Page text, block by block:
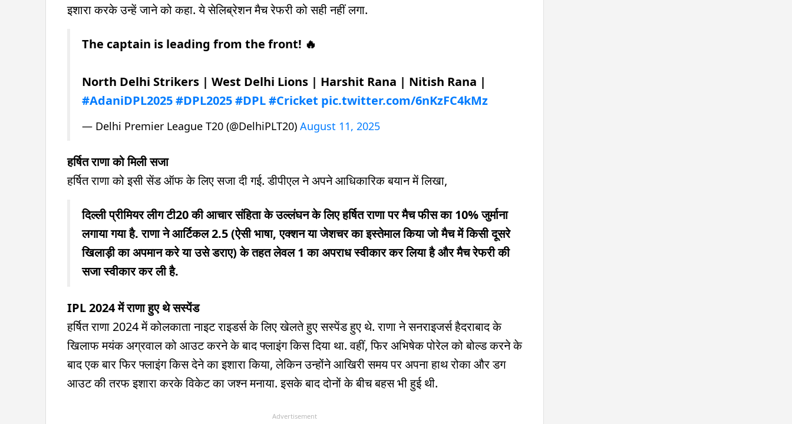
इशारा करके उन्हें जाने को कहा. ये सेलिब्रेशन मैच रेफरी को सही नहीं लगा.
The captain is leading from the front! 🔥
North Delhi Strikers | West Delhi Lions | Harshit Rana | Nitish Rana |
#AdaniDPL2025#DPL2025#DPL#Cricket pic.twitter.com/6nKzFC4kMz
— Delhi Premier League T20 (@DelhiPLT20) August 11, 2025
हर्षित राणा को मिली सजा
हर्षित राणा को इसी सेंड ऑफ के लिए सजा दी गई. डीपीएल ने अपने आधिकारिक बयान में लिखा,
दिल्ली प्रीमियर लीग टी20 की आचार संहिता के उल्लंघन के लिए हर्षित राणा पर मैच फीस का 10% जुर्माना
लगाया गया है. राणा ने आर्टिकल 2.5 (ऐसी भाषा, एक्शन या जेशचर का इस्तेमाल किया जो मैच में किसी दूसरे
खिलाड़ी का अपमान करे या उसे डराए) के तहत लेवल 1 का अपराध स्वीकार कर लिया है और मैच रेफरी की
सजा स्वीकार कर ली है.
IPL 2024 में राणा हुए थे सस्पेंड
हर्षित राणा 2024 में कोलकाता नाइट राइडर्स के लिए खेलते हुए सस्पेंड हुए थे. राणा ने सनराइजर्स हैदराबाद के
खिलाफ मयंक अग्रवाल को आउट करने के बाद फ्लाइंग किस दिया था. वहीं, फिर अभिषेक पोरेल को बोल्‍ड करने के
बाद एक बार फिर फ्लाइंग किस देने का इशारा किया, लेकिन उन्‍होंने आखिरी समय पर अपना हाथ रोका और डग
आउट की तरफ इशारा करके विकेट का जश्‍न मनाया. इसके बाद दोनों के बीच बहस भी हुई थी.
Advertisement